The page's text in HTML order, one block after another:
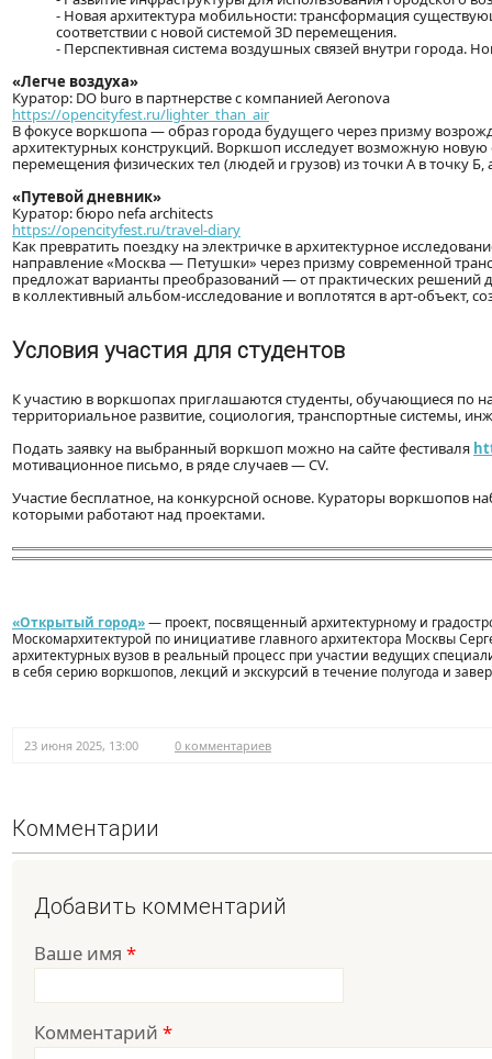
- Новая архитектура мобильности: трансформация
соответствии с новой системой 3D перемещения.
- Перспективная система воздушных связей внутри города.
«Легче воздуха»
Куратор: DO buro в партнерстве с компанией Aeronova
https://opencityfest.ru/lighter_than_air
В фокусе воркшопа — образ города будущего через призму
архитектурных конструкций. Воркшоп исследует возможную
перемещения физических тел (людей и грузов) из точки А в точку
«Путевой дневник»
Куратор: бюро nefa architects
https://opencityfest.ru/travel-diary
Как превратить поездку на электричке в архитектурное
направление «Москва — Петушки» через призму современной
предложат варианты преобразований — от практических решений
в коллективный альбом-исследование и воплотятся в арт-объект,
Условия участия для студентов
К участию в воркшопах приглашаются студенты, обучающиеся по
территориальное развитие, социология, транспортные системы,
Подать заявку на выбранный воркшоп можно на сайте фестиваля
мотивационное письмо, в ряде случаев — CV.
Участие бесплатное, на конкурсной основе. Кураторы воркшопов
которыми работают над проектами.
«Открытый город»— проект, посвященный архитектурному и
Москомархитектурой по инициативе главного архитектора Москвы
архитектурных вузов в реальный процесс при участии ведущих
в себя серию воркшопов, лекций и экскурсий в течение полугода и
23 июня 2025, 13:00 0 комментариев
Комментарии
Добавить комментарий
Ваше имя *
Комментарий *